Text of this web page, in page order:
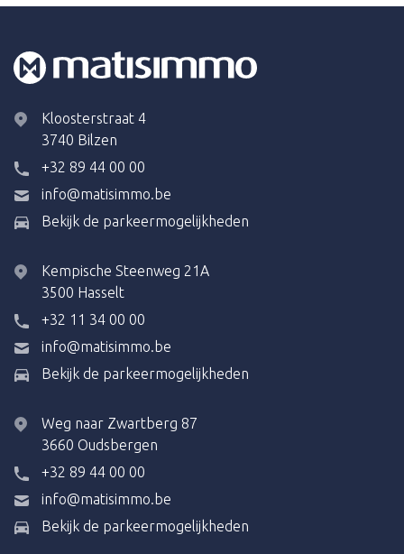
Kloosterstraat 4
3740 Bilzen
+32 89 44 00 00
info@matisimmo.be
Bekijk de parkeermogelijkheden
Kempische Steenweg 21A
3500 Hasselt
+32 11 34 00 00
info@matisimmo.be
Bekijk de parkeermogelijkheden
Weg naar Zwartberg 87
3660 Oudsbergen
+32 89 44 00 00
info@matisimmo.be
Bekijk de parkeermogelijkheden